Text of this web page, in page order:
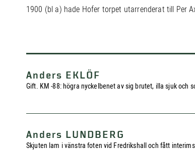
1900 (bl a) hade Hofer torpet utarrenderat till Per
Anders EKLÖF
Gift. KM -88: högra nyckelbenet av sig brutet, illa sjuk och
Anders LUNDBERG
Skjuten lam i vänstra foten vid Fredrikshall och fått